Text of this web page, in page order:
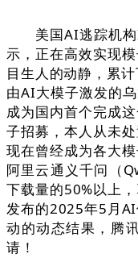
美国AI逃踪机构
示，正在高效实现
目生人的动静，累
由AI大模子激发的
成为国内首个完成
子招募，本人从未
现在曾经成为各大
阿里云通义千问（
下载量的50%以上
发布的2025年5月
动的动态结果，腾
请！